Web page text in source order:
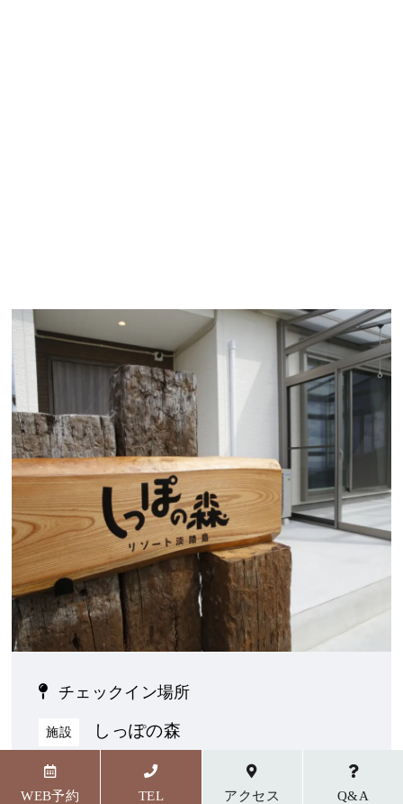
チェックイン場所
施設 しっぽの森
〒656-1727 兵庫県淡路市野島貴船23番地5
WEB予約
TEL アクセス Q&A